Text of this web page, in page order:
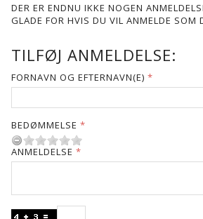
DER ER ENDNU IKKE NOGEN
GLADE FOR HVIS DU VIL ANMELDE SOM
TILFØJ ANMELDELSE:
FORNAVN OG EFTERNAVN(E)
BEDØMMELSE
ANMELDELSE